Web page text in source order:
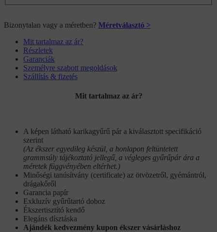
Bizonytalan vagy a méretben? Méretválasztó >
Mit tartalmaz az ár?
Részletek
Garanciák
Személyre szabott megoldások
Szállítás & fizetés
Mit tartalmaz az ár?
A képen látható karikagyűrű pár a kiválasztott specifikáció
szerint
(Az ékszer egyedileg készül, a honlapon feltüntetett
grammsúly tájékoztató jellegű, a végleges gyűrűpár ára a
méretek függvényében eltérhet.)
Minőségi tanúsítvány (certificate) az ötvözetről, gyémántról,
drágakőről
Garancia papír
Exkluzív gyűrűtartó doboz
Ékszertisztító kendő
Elegáns dísztáska
Ajándék kedvezmény kupon ékszer vásárláshoz